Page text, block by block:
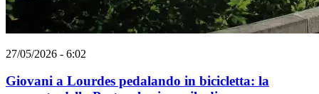
27/05/2026 - 6:02
Giovani a Lourdes pedalando in bicicletta: la